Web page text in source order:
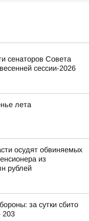
сенаторов Совета
сессии-2026
лета
осудят обвиняемых
из
рублей
за сутки сбито
203